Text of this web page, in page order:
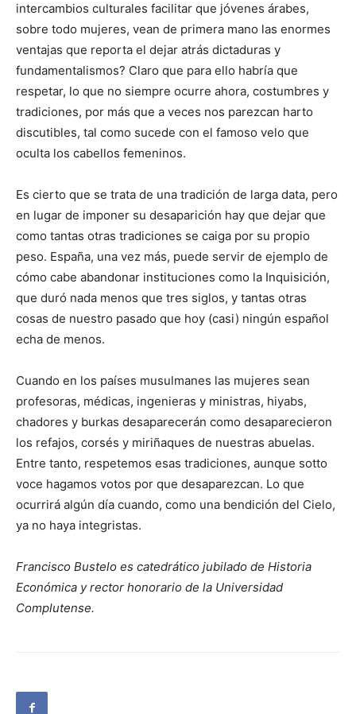
intercambios culturales facilitar que jóvenes árabes,
sobre todo mujeres, vean de primera mano las enormes
ventajas que reporta el dejar atrás dictaduras y
fundamentalismos? Claro que para ello habría que
respetar, lo que no siempre ocurre ahora, costumbres y
tradiciones, por más que a veces nos parezcan harto
discutibles, tal como sucede con el famoso velo que
oculta los cabellos femeninos.
Es cierto que se trata de una tradición de larga data, pero
en lugar de imponer su desaparición hay que dejar que
como tantas otras tradiciones se caiga por su propio
peso. España, una vez más, puede servir de ejemplo de
cómo cabe abandonar instituciones como la Inquisición,
que duró nada menos que tres siglos, y tantas otras
cosas de nuestro pasado que hoy (casi) ningún español
echa de menos.
Cuando en los países musulmanes las mujeres sean
profesoras, médicas, ingenieras y ministras, hiyabs,
chadores y burkas desaparecerán como desaparecieron
los refajos, corsés y miriñaques de nuestras abuelas.
Entre tanto, respetemos esas tradiciones, aunque sotto
voce hagamos votos por que desaparezcan. Lo que
ocurrirá algún día cuando, como una bendición del Cielo,
ya no haya integristas.
Francisco Bustelo es catedrático jubilado de Historia
Económica y rector honorario de la Universidad
Complutense.